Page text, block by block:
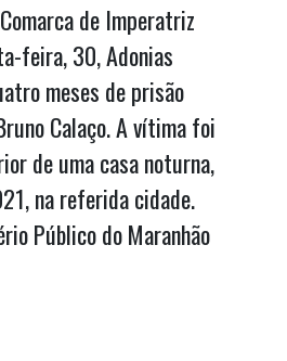
de Imperatriz
feira, 30, Adonias
meses de prisão
Calaço. A vítima foi
de uma casa noturna,
na referida cidade.
Público do Maranhão